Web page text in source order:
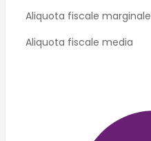
Aliquota fiscale marginale
Aliquota fiscale media